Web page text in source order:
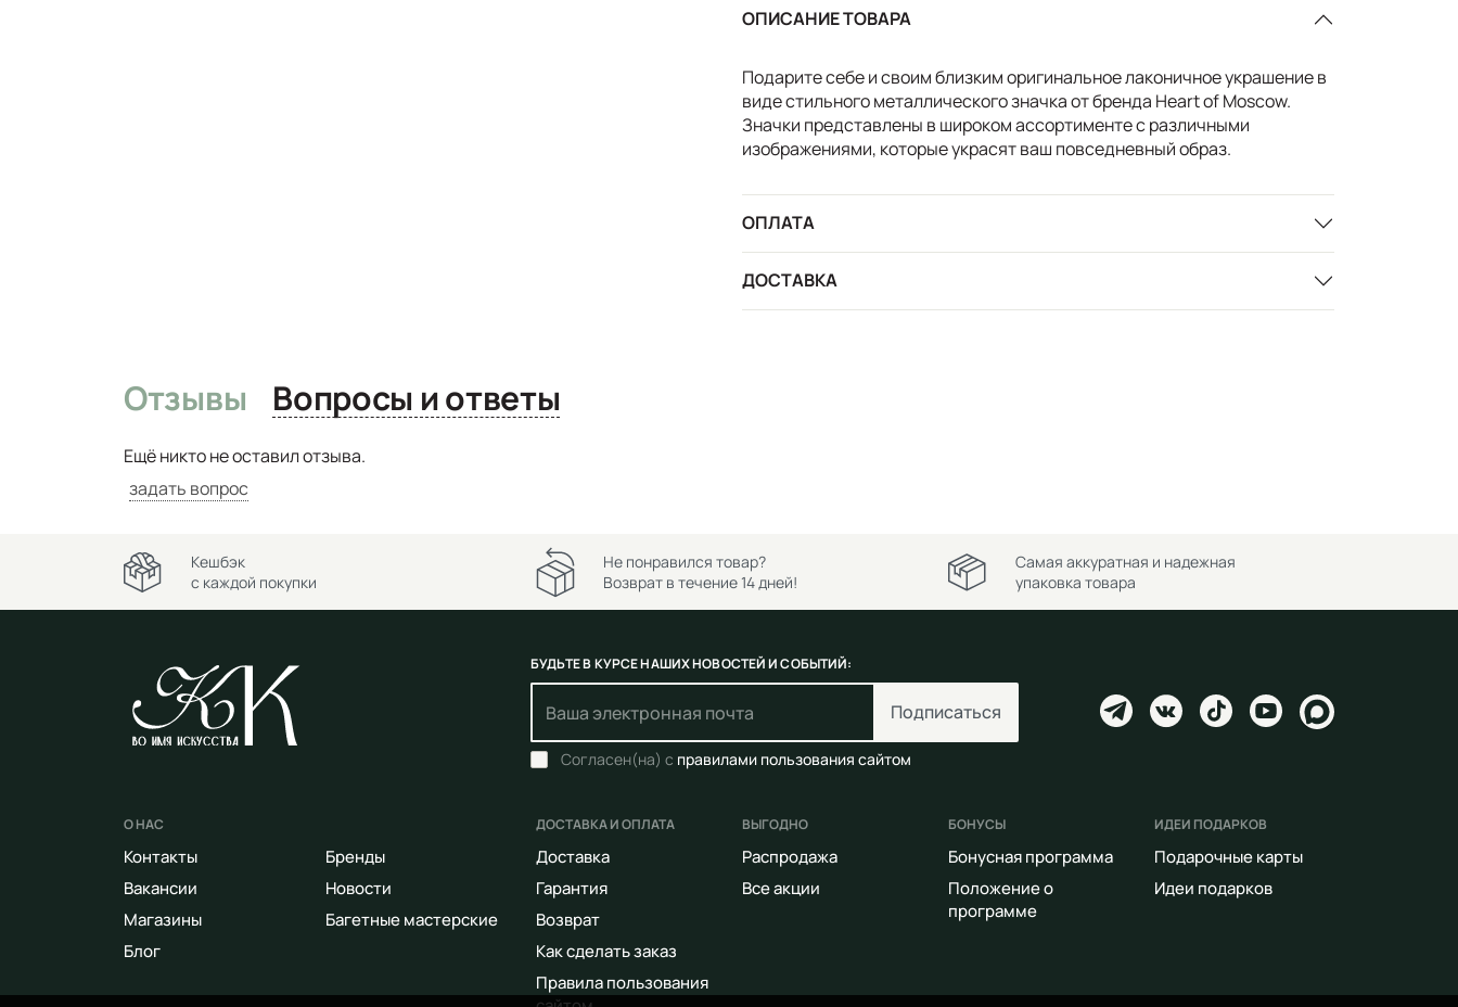
ОПИСАНИЕ ТОВАРА
Подарите себе и своим близким оригинальное лаконичное украшение в
виде стильного металлического значка от бренда Heart of Moscow.
Значки представлены в широком ассортименте с различными
изображениями, которые украсят ваш повседневный образ.
ОПЛАТА
ДОСТАВКА
Отзывы Вопросы и ответы
Ещё никто не оставил отзыва.
задать вопрос
Кешбэк
с каждой покупки
Не понравился товар?
Возврат в течение 14 дней!
Самая аккуратная и надежная
упаковка товара
БУДЬТЕ В КУРСЕ НАШИХ НОВОСТЕЙ И СОБЫТИЙ:
Подписаться
Согласен(на) с правилами пользования сайтом
О НАС
Контакты
Вакансии
Магазины
Блог
Бренды
Новости
Багетные мастерские
ДОСТАВКА И ОПЛАТА
Доставка
Гарантия
Возврат
Как сделать заказ
Правила пользования
ВЫГОДНО
Распродажа
Все акции
БОНУСЫ
Бонусная программа
Положение о
программе
ИДЕИ ПОДАРКОВ
Подарочные карты
Идеи подарков